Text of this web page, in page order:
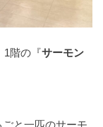
1階の『サーモン
と一匹のサーモ